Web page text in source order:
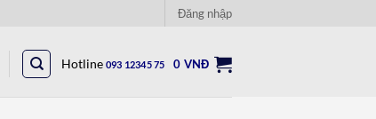
Đăng nhập
Hotline 093 12345 75 0 VNĐ